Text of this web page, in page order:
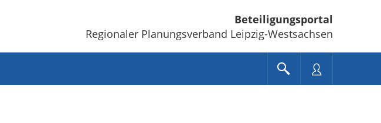
Beteiligungsportal
Regionaler Planungsverband Leipzig-Westsachsen